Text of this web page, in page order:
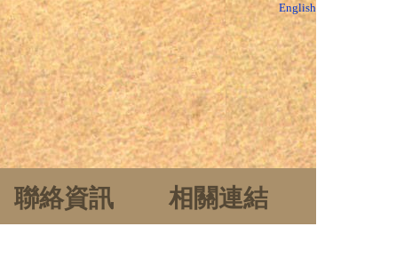
English
聯絡資訊 相關連結